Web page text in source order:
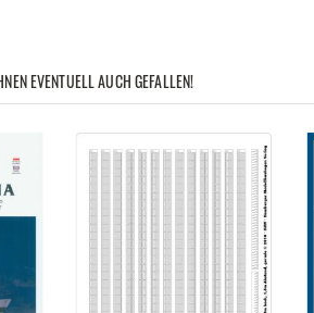
EVENTUELL AUCH GEFALLEN!